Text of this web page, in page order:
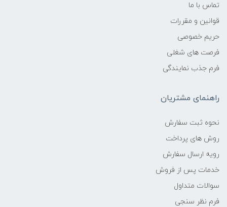
تماس با ما
قوانین و مقررات
حریم خصوصی
فرصت های شغلی
فرم جذب نمایندگی
راهنمای مشتریان
نحوه ثبت سفارش
روش های پرداخت
رویه ارسال سفارش
خدمات پس از فروش
سوالات متداول
فرم نظر سنجی